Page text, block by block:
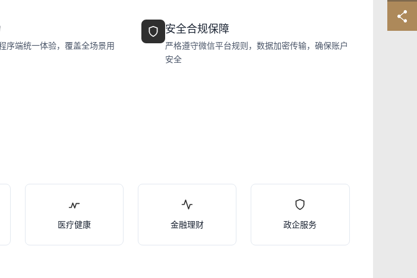
序端统一体验，覆盖全场景用
安全合规保障
严格遵守微信平台规则，数据加密传输，确保账户
安全
医疗健康 金融理财 政企服务